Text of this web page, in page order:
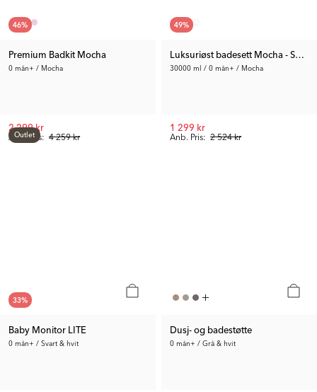
46%
Premium Badkit Mocha
0 mån+ / Mocha
Anb. Pris: 4 259 kr
2 299 kr
49%
Luksuriøst badesett Mocha -
30000 ml / 0 mån+ / Mocha
Anb. Pris: 2 524 kr
1 299 kr
Outlet
33%
Baby Monitor LITE
0 mån+ / Svart & hvit
Dusj- og badestøtte
0 mån+ / Grå & hvit